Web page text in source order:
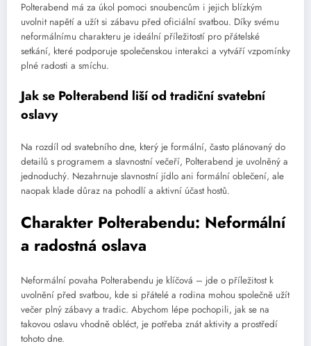
Polterabend má za úkol pomoci snoubencům i jejich blízkým
uvolnit napětí a užít si zábavu před oficiální svatbou. Díky svému
neformálnímu charakteru je ideální příležitostí pro přátelské
setkání, které podporuje společenskou interakci a vytváří vzpomínky
plné radosti a smíchu.
Jak se Polterabend liší od tradiční svatební
oslavy
Na rozdíl od svatebního dne, který je formální, často plánovaný do
detailů s programem a slavnostní večeří, Polterabend je uvolněný a
jednoduchý. Nezahrnuje slavnostní jídlo ani formální oblečení, ale
naopak klade důraz na pohodlí a aktivní účast hostů.
Charakter Polterabendu: Neformální
a radostná oslava
Neformální povaha Polterabendu je klíčová – jde o příležitost k
uvolnění před svatbou, kde si přátelé a rodina mohou společně užít
večer plný zábavy a tradic. Abychom lépe pochopili, jak se na
takovou oslavu vhodně obléct, je potřeba znát aktivity a prostředí
tohoto dne.